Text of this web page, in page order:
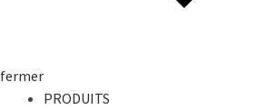
fermer
PRODUITS